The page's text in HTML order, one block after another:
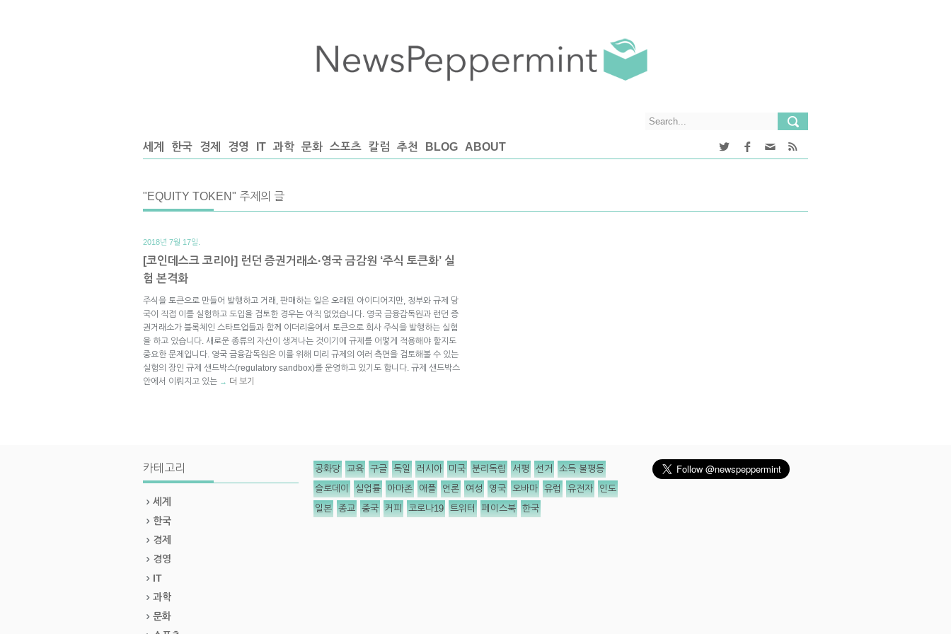
세계 한국 경제 경영 IT 과학 문화 스포츠 칼럼 추천 BLOG ABOUT
"EQUITY TOKEN" 주제의 글
2018년 7월 17일.
[코인데스크 코리아] 런던 증권거래소·영국 금감원 ‘주식 토큰화’ 실
험 본격화
주식을 토큰으로 만들어 발행하고 거래, 판매하는 일은 오래된 아이디어지만, 정부와 규제 당
국이 직접 이를 실험하고 도입을 검토한 경우는 아직 없었습니다. 영국 금융감독원과 런던 증
권거래소가 블록체인 스타트업들과 함께 이더리움에서 토큰으로 회사 주식을 발행하는 실험
을 하고 있습니다. 새로운 종류의 자산이 생겨나는 것이기에 규제를 어떻게 적용해야 할지도
중요한 문제입니다. 영국 금융감독원은 이를 위해 미리 규제의 여러 측면을 검토해볼 수 있는
실험의 장인 규제 샌드박스(regulatory sandbox)를 운영하고 있기도 합니다. 규제 샌드박스
안에서 이뤄지고 있는 → 더 보기
카테고리
세계
한국
경제
경영
IT
과학
문화
공화당 교육 구글 독일 러시아 미국 분리독립 서평 선거 소득 불평등
슬로데이 실업률 아마존 애플 언론 여성 영국 오바마 유럽 유전자 인도
일본 종교 중국 커피 코로나19 트위터 페이스북 한국